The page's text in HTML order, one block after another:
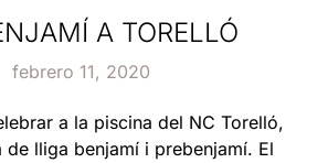
A TORELLÓ
febrero 11, 2020
a la piscina del NC Torelló,
de lliga benjamí i prebenjamí. El